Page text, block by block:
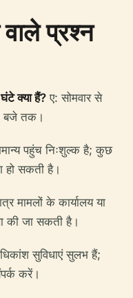
प्रश्न
क्या हैं? ए: सोमवार से
बजे तक।
पहुंच निःशुल्क है; कुछ
हो सकती है।
मामलों के कार्यालय या
की जा सकती है।
सुविधाएं सुलभ हैं;
करें।